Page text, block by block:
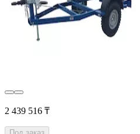
2 439 516 ₸